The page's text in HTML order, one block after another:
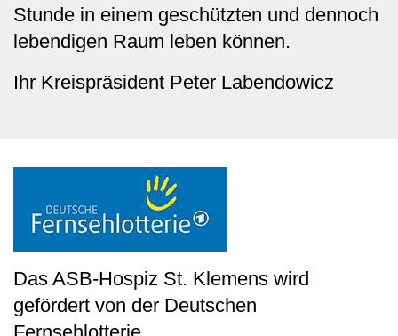
Stunde in einem geschützten und dennoch
lebendigen Raum leben können.
Ihr Kreispräsident Peter Labendowicz
Das ASB-Hospiz St. Klemens wird
gefördert von der Deutschen